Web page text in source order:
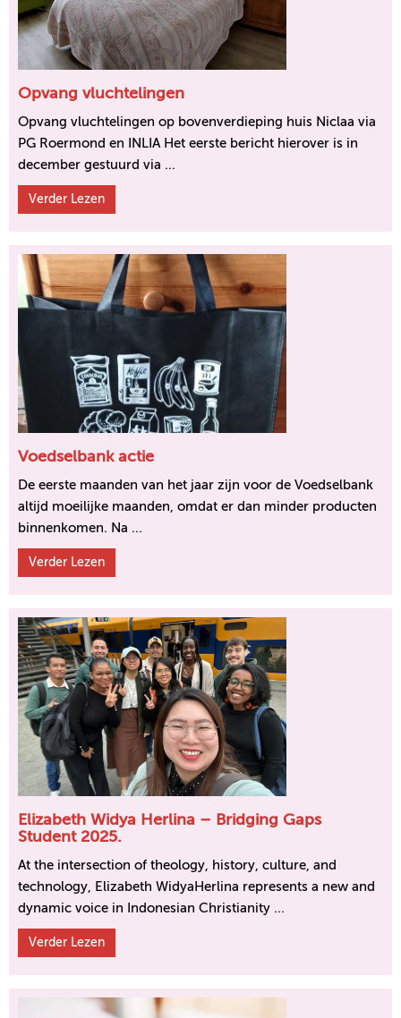
Opvang vluchtelingen
Opvang vluchtelingen op bovenverdieping huis Niclaa via
PG Roermond en INLIA Het eerste bericht hierover is in
december gestuurd via ...
Verder Lezen
Voedselbank actie
De eerste maanden van het jaar zijn voor de Voedselbank
altijd moeilijke maanden, omdat er dan minder producten
binnenkomen. Na ...
Verder Lezen
Elizabeth Widya Herlina – Bridging Gaps
Student 2025.
At the intersection of theology, history, culture, and
technology, Elizabeth WidyaHerlina represents a new and
dynamic voice in Indonesian Christianity ...
Verder Lezen